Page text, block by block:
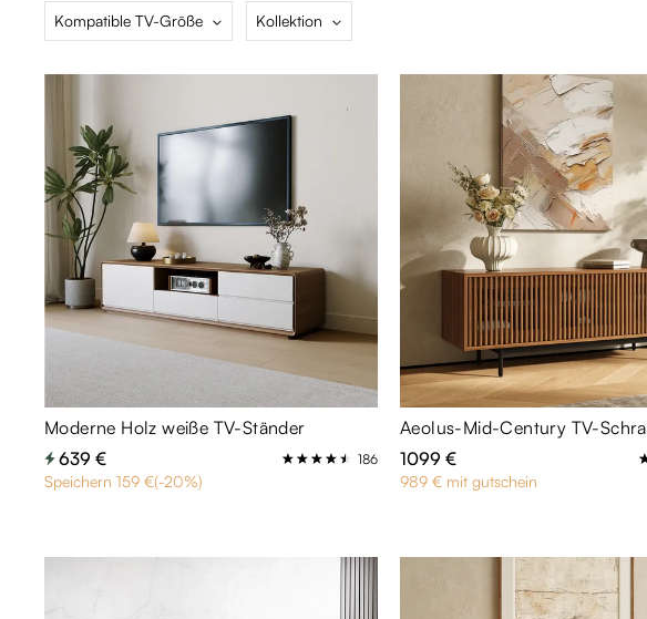
Kompatible TV-Größe Kollektion
Moderne Holz weiße TV-Ständer
639 €
186
Speichern 159 €(-20%)
1099 €
989 € mit gutschein